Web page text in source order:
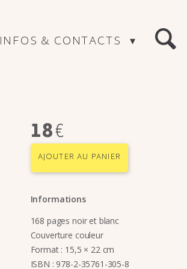
INFOS & CONTACTS
18€
AJOUTER AU PANIER
Informations
168 pages noir et blanc
Couverture couleur
Format : 15,5 × 22 cm
ISBN : 978-2-35761-305-8